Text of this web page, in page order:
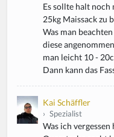
Es sollte halt noch
25kg Maissack zu
Was man
diese
man leicht 10 -
Dann kann das
Kai Schäffler
› Spezialist
Was ich vergessen